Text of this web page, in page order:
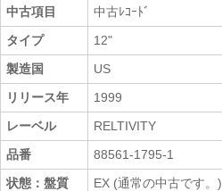
中古項目
中古ﾚｺｰﾄﾞ
タイプ
12"
製造国
US
リリース年
1999
レーベル
RELTIVITY
品番
88561-1795-1
状態：盤質
EX (通常の中古です。)